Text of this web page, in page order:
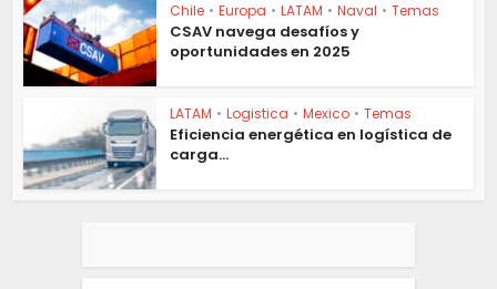
Chile • Europa • LATAM • Naval • Temas
CSAV navega desafíos y
oportunidades en 2025
LATAM • Logistica • Mexico • Temas
Eficiencia energética en logística de
carga...